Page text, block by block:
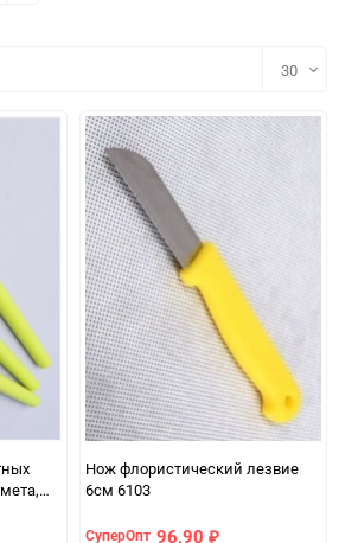
30
30
60
Нож флористический лезвие
6см 6103
СуперОпт 96,90 ₽